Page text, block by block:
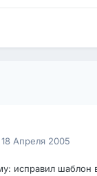
18 Апреля 2005
исправил шаблон